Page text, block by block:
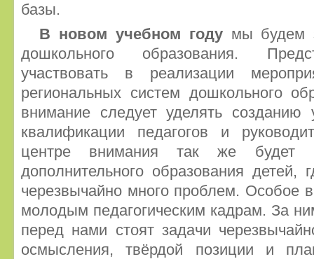
базы.
В новом учебном годумы будем
дошкольного образования.
участвовать в реализации
региональных систем дошкольного
внимание следует уделять
квалификации педагогов и
центре внимания так же будет
дополнительного образования детей,
черезвычайно много проблем. Особое
молодым педагогическим кадрам. За
перед нами стоят задачи
осмысления, твёрдой позиции и